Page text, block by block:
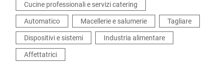
Cucine professionali e servizi catering
Automatico
Macellerie e salumerie
Tagliare
Dispositivi e sistemi
Industria alimentare
Affettatrici